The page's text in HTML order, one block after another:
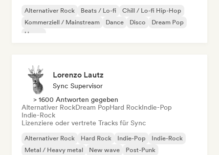
Alternativer Rock Beats / Lo-fi
Chill / Lo-fi Hip-Hop
Kommerziell / Mainstream
Dance Disco
Dream Pop
House
Lorenzo Lautz
Sync Supervisor
> 1600 Antworten gegeben
Alternativer RockDream PopHard RockIndie-Pop
Indie-Rock
Lizenziere oder vertrete Tracks für Sync
Alternativer Rock Hard Rock Indie-Pop
Indie-Rock
Metal / Heavy metal
New wave
Post-Punk